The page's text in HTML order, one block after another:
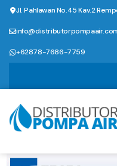
Jl. Pahlawan No.45 Kav.2
+62878-7686-7759